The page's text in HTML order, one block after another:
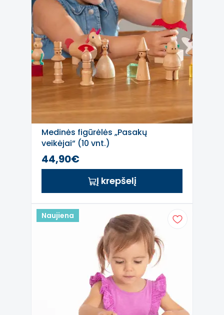
Medinės figūrėlės „Pasakų
veikėjai“ (10 vnt.)
44,90€
Į krepšelį
Naujiena